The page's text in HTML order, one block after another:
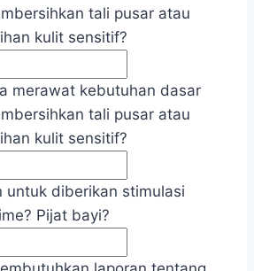
tali pusar atau
kulit sensitif?
merawat kebutuhan dasar
tali pusar atau
kulit sensitif?
untuk diberikan stimulasi
Pijat bayi?